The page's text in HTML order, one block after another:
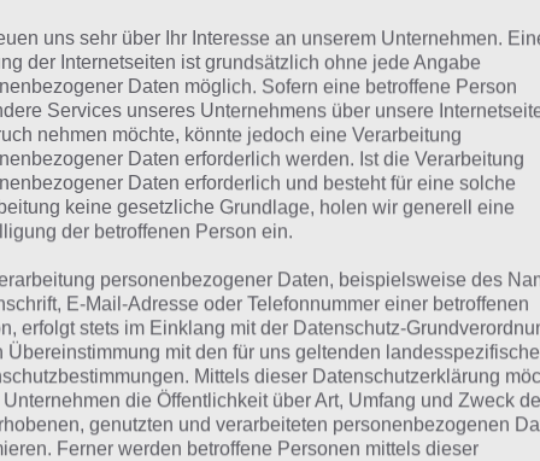
Lösungen für 94%
findest du bereits die Lösung zum Bild: Uhr
Spieler anders ist, können wir dir nicht das exakte
unsere Komplettlösung jedoch trotzdem zu jedem
Antworten findest!
uns sehr über Ihr Interesse an unserem Unternehmen.
der Internetseiten ist grundsätzlich ohne jede Angabe
Daten möglich. Sofern eine betroffene Person
Services unseres Unternehmens über unsere
nehmen möchte, könnte jedoch eine Verarbeitung
Daten erforderlich werden. Ist die Verarbeitung
Daten erforderlich und besteht für eine solche
keine gesetzliche Grundlage, holen wir generell eine
der betroffenen Person ein.
personenbezogener Daten, beispielsweise des
E-Mail-Adresse oder Telefonnummer einer betroffenen
erfolgt stets im Einklang mit der Datenschutz-
Übereinstimmung mit den für uns geltenden
Mittels dieser Datenschutzerklärung
Unternehmen die Öffentlichkeit über Art, Umfang und Zweck
genutzten und verarbeiteten personenbezogenen
Ferner werden betroffene Personen mittels dieser